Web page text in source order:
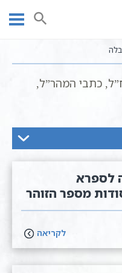
חיפוש
כתבי המהר”ל,
לספרא
מספר הזוהר
לקריאה